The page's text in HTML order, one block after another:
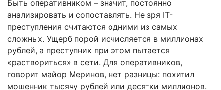
Быть оперативником – значит, постоянно
анализировать и сопоставлять. Не зря IT-
преступления считаются одними из самых
сложных. Ущерб порой исчисляется в миллионах
рублей, а преступник при этом пытается
«раствориться» в сети. Для оперативников,
говорит майор Меринов, нет разницы: похитил
мошенник тысячу рублей или десятки миллионов.